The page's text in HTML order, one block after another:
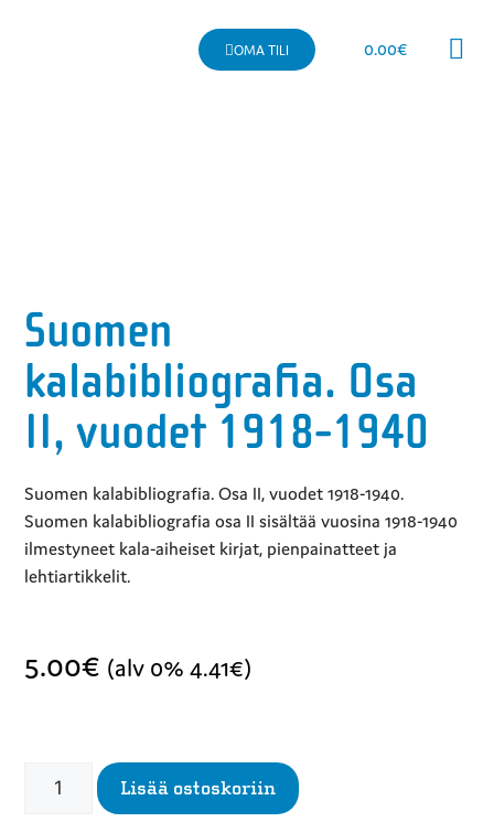
OMA TILI 0.00€
Suomen
kalabibliografia. Osa
II, vuodet 1918-1940
Suomen kalabibliografia. Osa II, vuodet 1918-1940.
Suomen kalabibliografia osa II sisältää vuosina 1918-1940
ilmestyneet kala-aiheiset kirjat, pienpainatteet ja
lehtiartikkelit.
5.00€ (alv 0%4.41€)
Lisää ostoskoriin